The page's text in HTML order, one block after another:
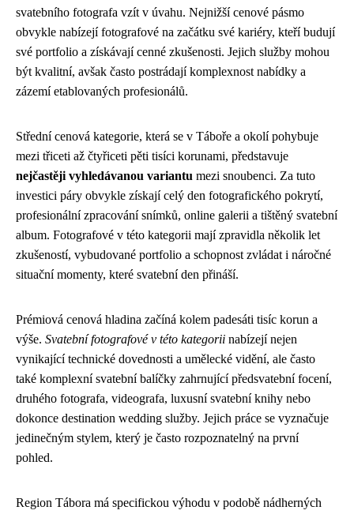
svatebního fotografa vzít v úvahu. Nejnižší cenové pásmo
obvykle nabízejí fotografové na začátku své kariéry, kteří budují
své portfolio a získávají cenné zkušenosti. Jejich služby mohou
být kvalitní, avšak často postrádají komplexnost nabídky a
zázemí etablovaných profesionálů.
Střední cenová kategorie, která se v Táboře a okolí pohybuje
mezi třiceti až čtyřiceti pěti tisíci korunami, představuje
nejčastěji vyhledávanou variantu mezi snoubenci. Za tuto
investici páry obvykle získají celý den fotografického pokrytí,
profesionální zpracování snímků, online galerii a tištěný svatební
album. Fotografové v této kategorii mají zpravidla několik let
zkušeností, vybudované portfolio a schopnost zvládat i náročné
situační momenty, které svatební den přináší.
Prémiová cenová hladina začíná kolem padesáti tisíc korun a
výše. Svatební fotografové v této kategorii nabízejí nejen
vynikající technické dovednosti a umělecké vidění, ale často
také komplexní svatební balíčky zahrnující předsvatební focení,
druhého fotografa, videografa, luxusní svatební knihy nebo
dokonce destination wedding služby. Jejich práce se vyznačuje
jedinečným stylem, který je často rozpoznatelný na první
pohled.
Region Tábora má specifickou výhodu v podobě nádherných